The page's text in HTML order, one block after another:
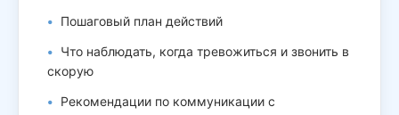
Пошаговый план действий
Что наблюдать, когда тревожиться и звонить в
скорую
Рекомендации по коммуникации с